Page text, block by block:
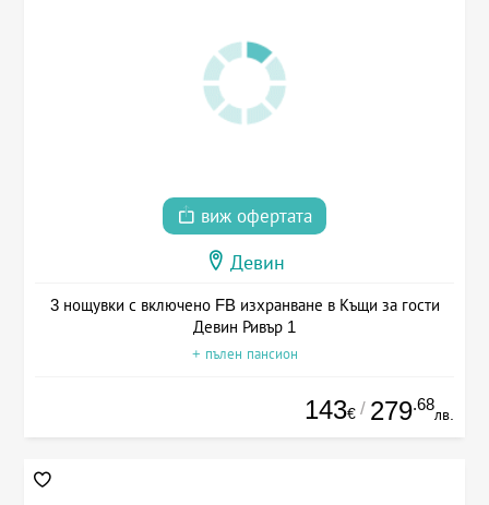
виж офертата
Девин
3 нощувки с включено FB изхранване в Къщи за гости
Девин Ривър 1
+ пълен пансион
143€ / 279.68
лв.